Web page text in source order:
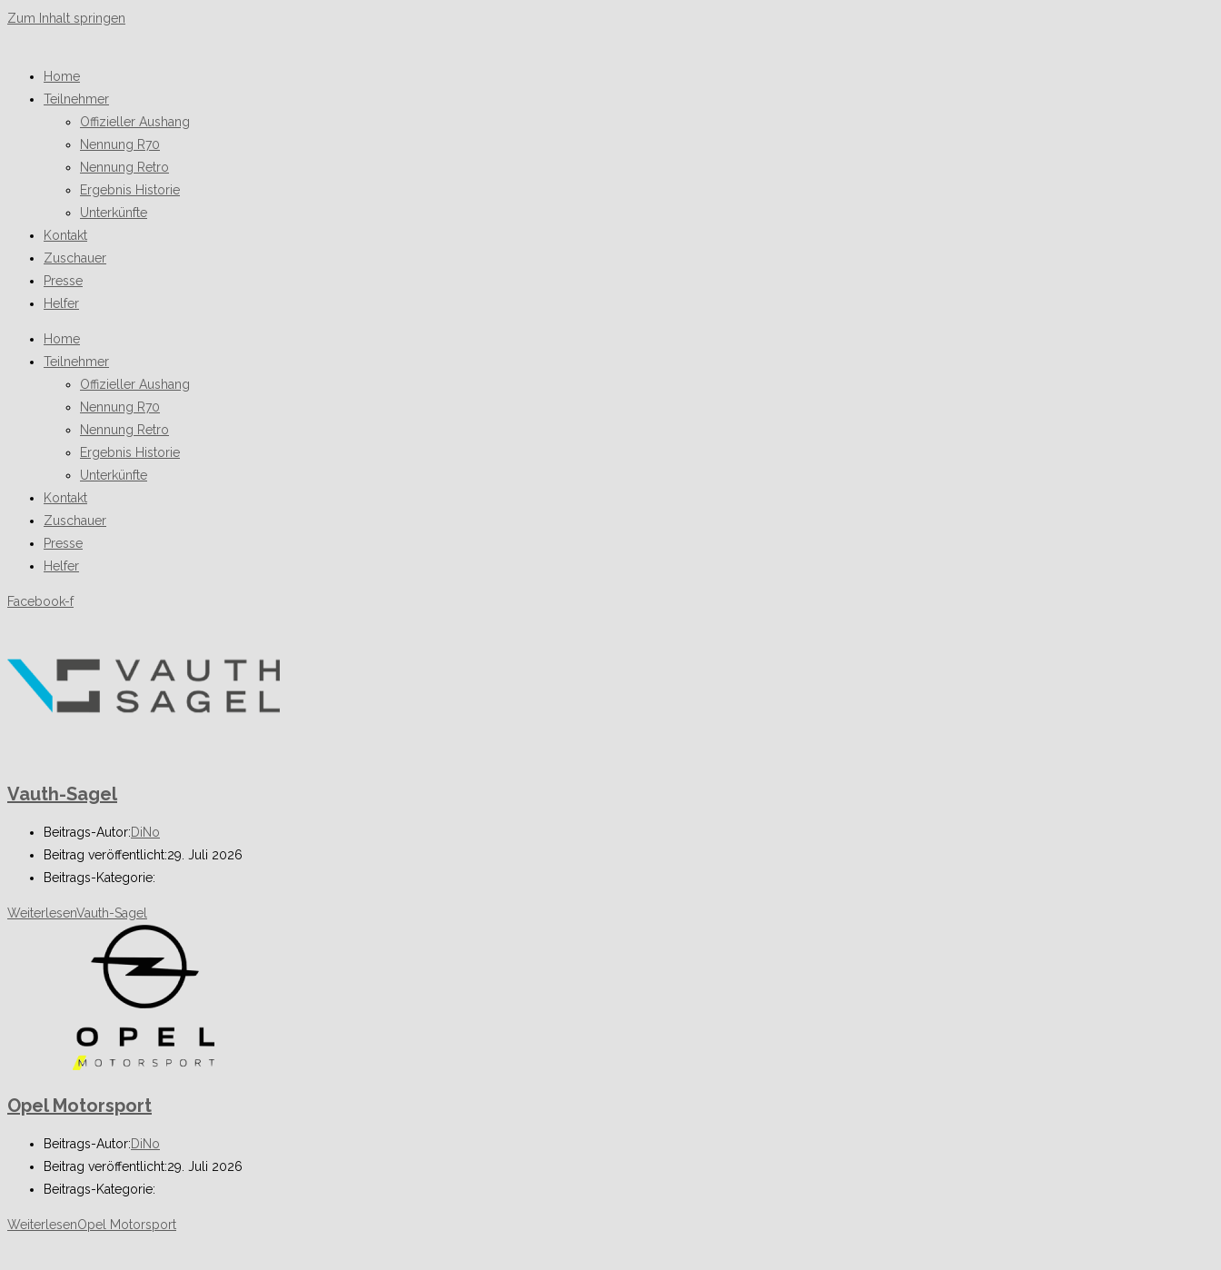
Zum Inhalt springen
Home
Teilnehmer
Offizieller Aushang
Nennung R70
Nennung Retro
Ergebnis Historie
Unterkünfte
Kontakt
Zuschauer
Presse
Helfer
Home
Teilnehmer
Offizieller Aushang
Nennung R70
Nennung Retro
Ergebnis Historie
Unterkünfte
Kontakt
Zuschauer
Presse
Helfer
Facebook-f
Vauth-Sagel
Beitrags-Autor:DiNo
Beitrag veröffentlicht:29. Juli 2026
Beitrags-Kategorie:
WeiterlesenVauth-Sagel
Opel Motorsport
Beitrags-Autor:DiNo
Beitrag veröffentlicht:29. Juli 2026
Beitrags-Kategorie:
WeiterlesenOpel Motorsport